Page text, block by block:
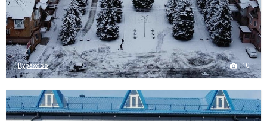
Курахово 10